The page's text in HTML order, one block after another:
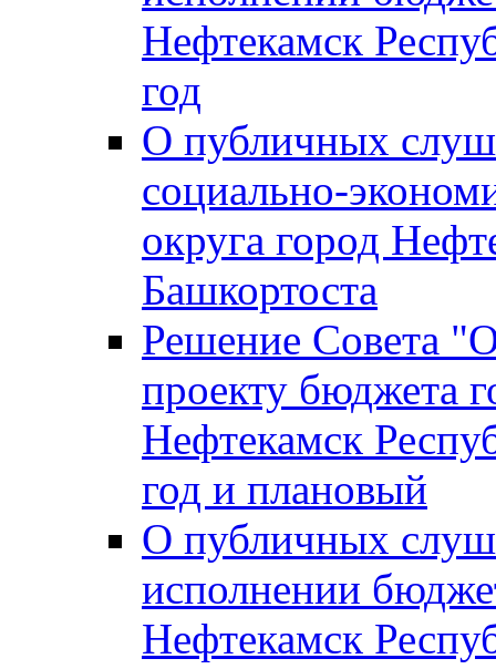
Нефтекамск
год
О публичных
социально-
округа город
Башкортоста
Решение Совета
проекту бюджета
Нефтекамск
год и плановый
О публичных
исполнении
Нефтекамск